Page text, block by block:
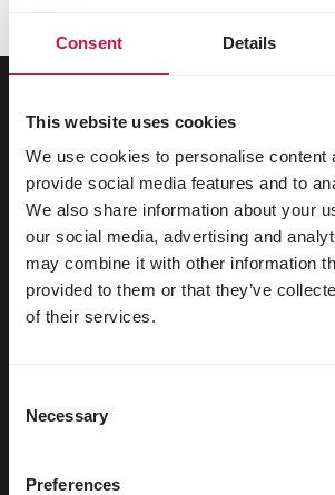
Consent Details
This website uses cookies
We use cookies to personalise content
provide social media features and to
We also share information about your
our social media, advertising and
may combine it with other information
provided to them or that they’ve
of their services.
Selection
Necessary
Preferences
Voor jouw dier
Siervogels
Buitenvogels
Steltlopers & loopvogels
Sierduiven